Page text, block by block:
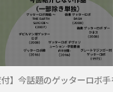
付】今話題のゲッターロボ